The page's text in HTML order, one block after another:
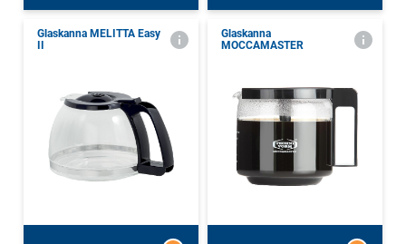
Glaskanna MELITTA Easy
Glaskanna
MOCCAMASTER